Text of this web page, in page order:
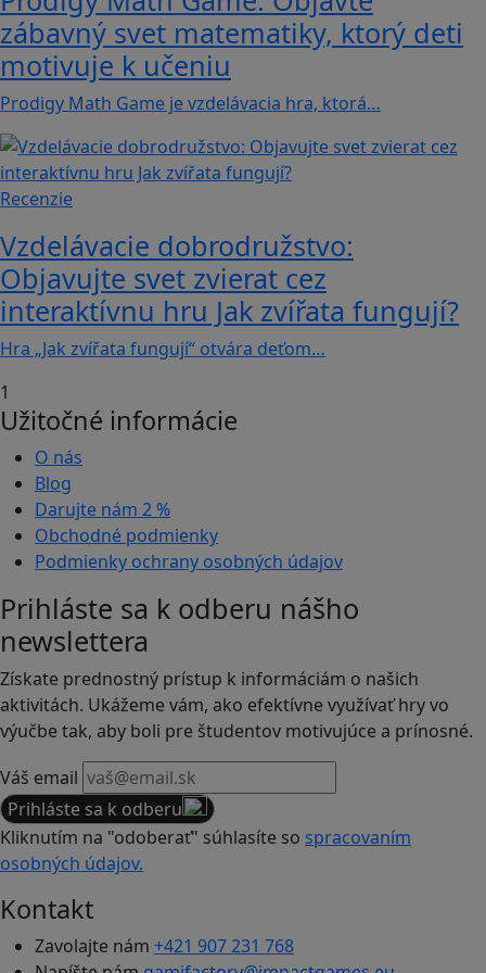
zábavný svet matematiky, ktorý deti
motivuje k učeniu
Prodigy Math Game je vzdelávacia hra, ktorá…
Recenzie
Vzdelávacie dobrodružstvo:
Objavujte svet zvierat cez
interaktívnu hru Jak zvířata fungují?
Hra „Jak zvířata fungují“ otvára deťom…
1
Užitočné informácie
O nás
Blog
Darujte nám 2 %
Obchodné podmienky
Podmienky ochrany osobných údajov
Prihláste sa k odberu nášho
newslettera
Získate prednostný prístup k informáciám o našich
aktivitách. Ukážeme vám, ako efektívne využívať hry vo
výučbe tak, aby boli pre študentov motivujúce a prínosné.
Váš email
Prihláste sa k odberu
Kliknutím na "odoberať" súhlasíte so spracovaním
osobných údajov.
Kontakt
Zavolajte nám +421 907 231 768